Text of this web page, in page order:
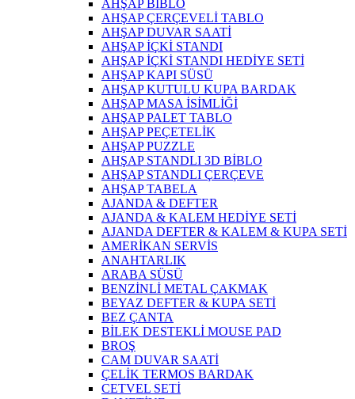
AHŞAP BİBLO
AHŞAP ÇERÇEVELİ TABLO
AHŞAP DUVAR SAATİ
AHŞAP İÇKİ STANDI
AHŞAP İÇKİ STANDI HEDİYE SETİ
AHŞAP KAPI SÜSÜ
AHŞAP KUTULU KUPA BARDAK
AHŞAP MASA İSİMLİĞİ
AHŞAP PALET TABLO
AHŞAP PEÇETELİK
AHŞAP PUZZLE
AHŞAP STANDLI 3D BİBLO
AHŞAP STANDLI ÇERÇEVE
AHŞAP TABELA
AJANDA & DEFTER
AJANDA & KALEM HEDİYE SETİ
AJANDA DEFTER & KALEM & KUPA SETİ
AMERİKAN SERVİS
ANAHTARLIK
ARABA SÜSÜ
BENZİNLİ METAL ÇAKMAK
BEYAZ DEFTER & KUPA SETİ
BEZ ÇANTA
BİLEK DESTEKLİ MOUSE PAD
BROŞ
CAM DUVAR SAATİ
ÇELİK TERMOS BARDAK
CETVEL SETİ